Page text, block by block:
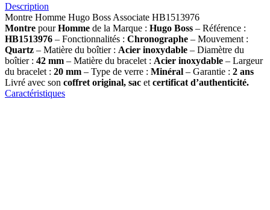
Description
Montre Homme Hugo Boss Associate HB1513976
Montre pourHomme de la Marque : Hugo Boss – Référence :
HB1513976 – Fonctionnalités : Chronographe – Mouvement :
Quartz – Matière du boîtier : Acier inoxydable – Diamètre du
boîtier : 42 mm – Matière du bracelet : Acier inoxydable – Largeur
du bracelet : 20 mm – Type de verre : Minéral – Garantie : 2 ans
Livré avec son coffret original, sac et certificat d’authenticité.
Caractéristiques